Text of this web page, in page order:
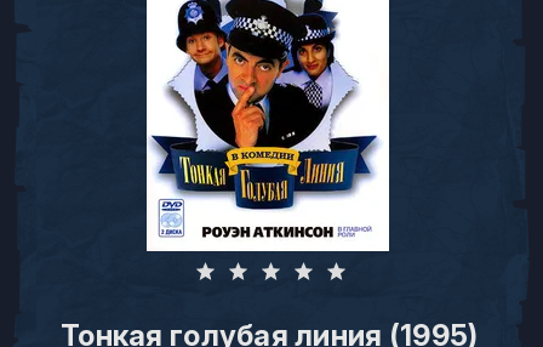
Тонкая голубая линия (1995)